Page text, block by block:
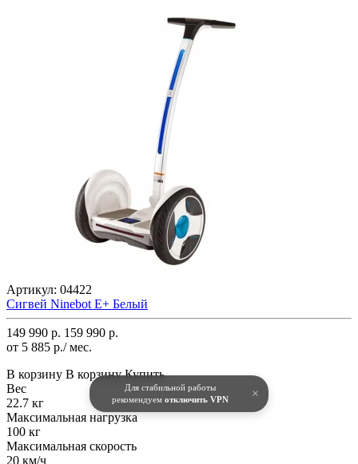
Для стабильной работы
рекомендуем отключить VPN ×
Артикул: 04422
Сигвей Ninebot E+ Белый
149 990 р. 159 990 р.
от 5 885 р./ мес.
В корзину В корзину Купить
Вес
22.7 кг
Максимальная нагрузка
100 кг
Максимальная скорость
20 км/ч